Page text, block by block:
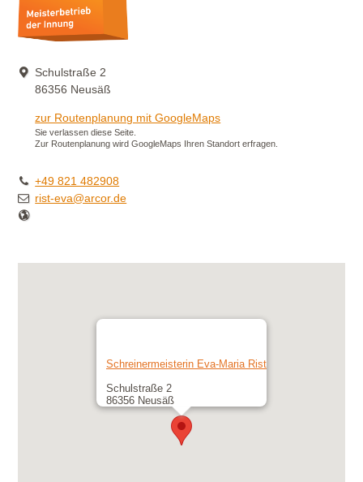
Schulstraße 2
86356 Neusäß
zur Routenplanung mit GoogleMaps
Sie verlassen diese Seite.
Zur Routenplanung wird GoogleMaps Ihren Standort erfragen.
+49 821 482908
rist-eva@arcor.de
Schreinermeisterin Eva-Maria Rist
Schulstraße 2
86356 Neusäß